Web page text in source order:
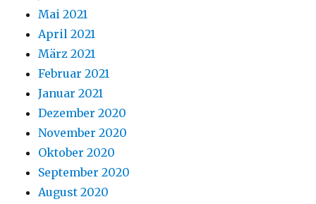
Mai 2021
April 2021
März 2021
Februar 2021
Januar 2021
Dezember 2020
November 2020
Oktober 2020
September 2020
August 2020